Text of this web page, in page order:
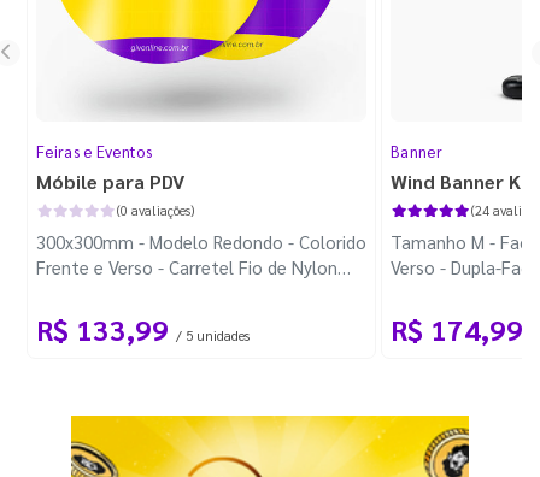
Feiras e Eventos
Móbile para PDV
(0 avaliações)
300x300mm - Modelo Redondo - Colorido
Frente e Verso - Carretel Fio de Nylon
R$ 133,99 / 5 unidades
Banner
Wind Banner
(24
Tamanho M -
Verso - Dupla-
R$ 174,99